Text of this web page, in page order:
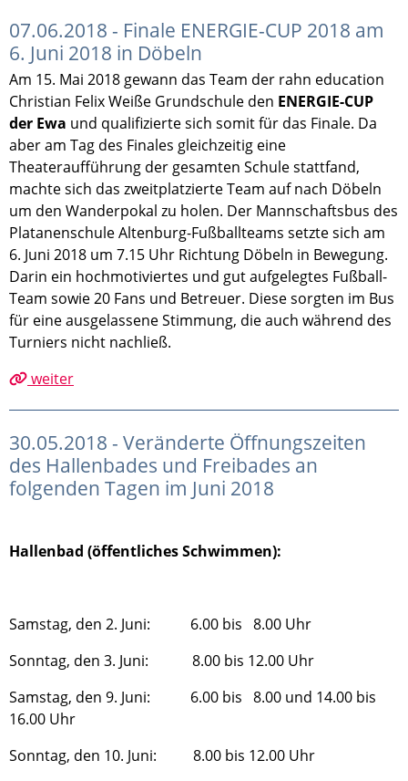
07.06.2018 - Finale ENERGIE-CUP 2018 am
6. Juni 2018 in Döbeln
Am 15. Mai 2018 gewann das Team der rahn education
Christian Felix Weiße Grundschule den ENERGIE-CUP
der Ewa und qualifizierte sich somit für das Finale. Da
aber am Tag des Finales gleichzeitig eine
Theateraufführung der gesamten Schule stattfand,
machte sich das zweitplatzierte Team auf nach Döbeln
um den Wanderpokal zu holen. Der Mannschaftsbus des
Platanenschule Altenburg-Fußballteams setzte sich am
6. Juni 2018 um 7.15 Uhr Richtung Döbeln in Bewegung.
Darin ein hochmotiviertes und gut aufgelegtes Fußball-
Team sowie 20 Fans und Betreuer. Diese sorgten im Bus
für eine ausgelassene Stimmung, die auch während des
Turniers nicht nachließ.
weiter
30.05.2018 - Veränderte Öffnungszeiten
des Hallenbades und Freibades an
folgenden Tagen im Juni 2018
Hallenbad (öffentliches Schwimmen):
Samstag, den 2. Juni: 6.00 bis 8.00 Uhr
Sonntag, den 3. Juni: 8.00 bis 12.00 Uhr
Samstag, den 9. Juni: 6.00 bis 8.00 und 14.00 bis
16.00 Uhr
Sonntag, den 10. Juni: 8.00 bis 12.00 Uhr